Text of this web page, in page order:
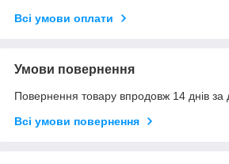
Всі умови оплати
Умови повернення
Повернення товару впродовж 14 днів за
Всі умови повернення